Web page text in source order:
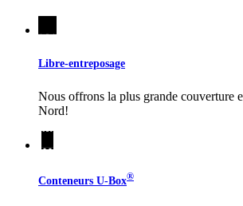
Libre-entreposage
Nous offrons la plus grande couverture
Nord!
Conteneurs U-Box®